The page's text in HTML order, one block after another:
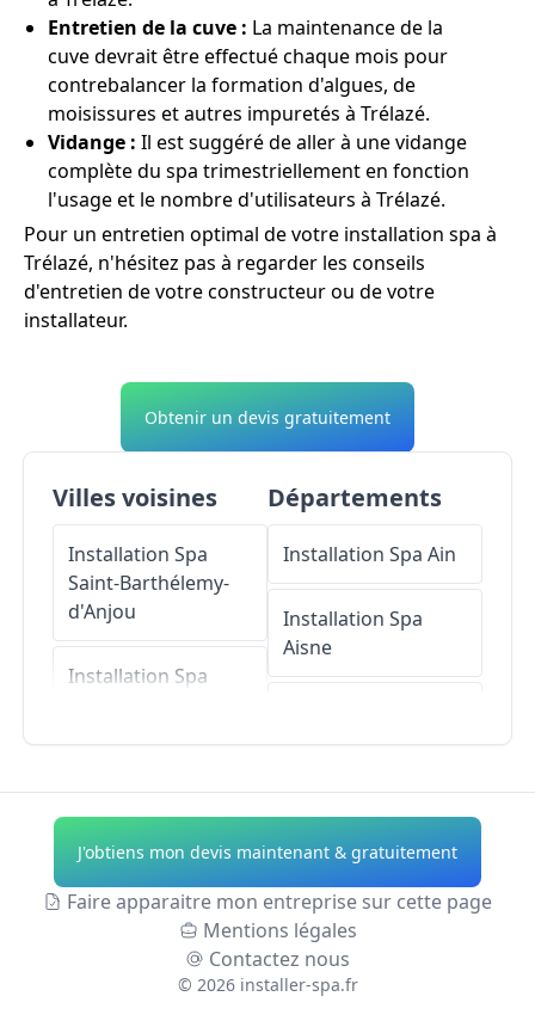
Entretien de la cuve : La maintenance de la
cuve devrait être effectué chaque mois pour
contrebalancer la formation d'algues, de
moisissures et autres impuretés à Trélazé.
Vidange : Il est suggéré de aller à une vidange
complète du spa trimestriellement en fonction
l'usage et le nombre d'utilisateurs à Trélazé.
Pour un entretien optimal de votre installation spa à
Trélazé, n'hésitez pas à regarder les conseils
d'entretien de votre constructeur ou de votre
installateur.
Obtenir un devis gratuitement
Villes voisines
Installation Spa
Saint-Barthélemy-
d'Anjou
Installation Spa
Daguenière
Installation Spa
Andard
Installation Spa
Départements
Installation Spa Ain
Installation Spa
Aisne
Allier
Provence
Installation Spa
Hautes-Alpes
J'obtiens mon devis maintenant & gratuitement
Faire apparaitre mon entreprise sur cette page
Mentions légales
Contactez nous
© 2026 installer-spa.fr